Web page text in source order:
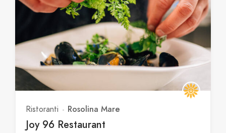
Ristoranti Rosolina Mare
Joy 96 Restaurant